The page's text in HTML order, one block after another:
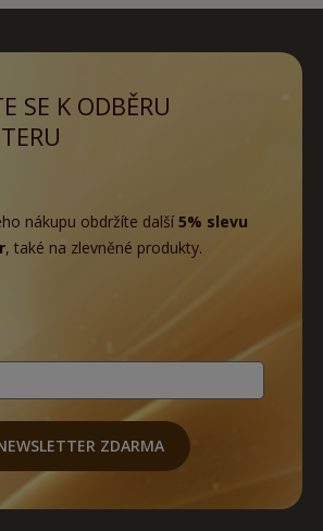
SE K ODBĚRU
nákupu obdržíte další 5% slevu
, také na zlevněné produkty.
ZDARMA